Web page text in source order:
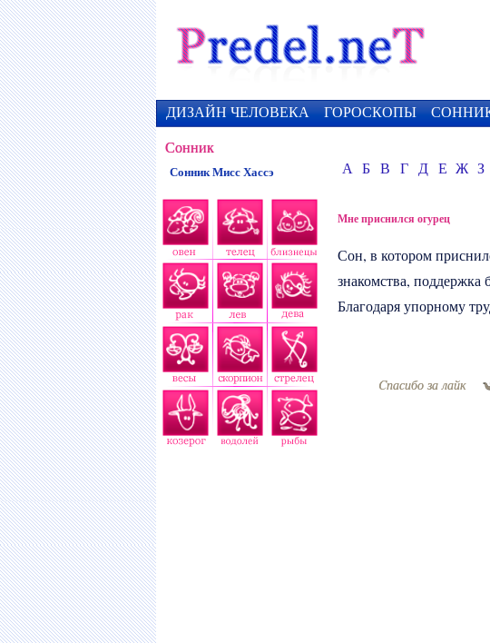
ДИЗАЙН ЧЕЛОВЕКА ГОРОСКОПЫ
Сонник
Сонник Мисс Хассэ А Б В Г Д Е Ж З
Мне приснился огурец
Сон, в котором
знакомства, поддержка
Благодаря упорному
Cпасибо за лайк